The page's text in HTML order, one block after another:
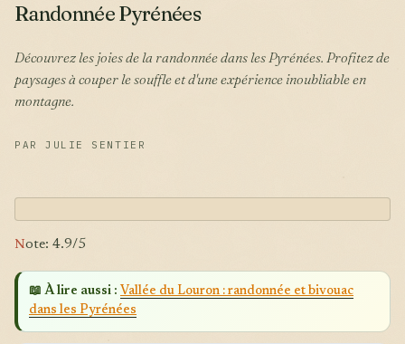
Randonnée Pyrénées
Découvrez les joies de la randonnée dans les Pyrénées. Profitez de
paysages à couper le souffle et d'une expérience inoubliable en
montagne.
PAR JULIE SENTIER
Note: 4.9/5
📖 À lire aussi : Vallée du Louron : randonnée et bivouac
dans les Pyrénées